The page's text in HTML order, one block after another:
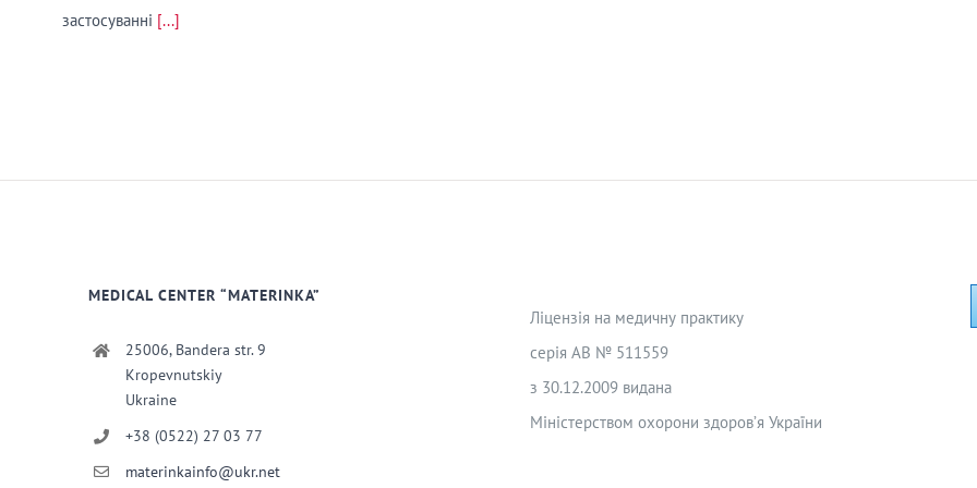
застосуванні [...]
MEDICAL CENTER “MATERINKA”
25006, Bandera str. 9
Kropevnutskiy
Ukraine
+38 (0522) 27 03 77
materinkainfo@ukr.net
Ліцензія на медичну практику
серія АВ № 511559
з 30.12.2009 видана
Міністерством охорони здоров’я України